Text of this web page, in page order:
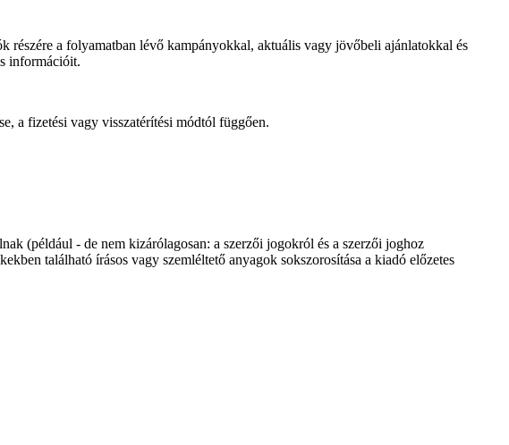
a folyamatban lévő kampányokkal, aktuális vagy jövőbeli ajánlatokkal és
információit.
a fizetési vagy visszatérítési módtól függően.
(például - de nem kizárólagosan: a szerzői jogokról és a szerzői joghoz
található írásos vagy szemléltető anyagok sokszorosítása a kiadó előzetes